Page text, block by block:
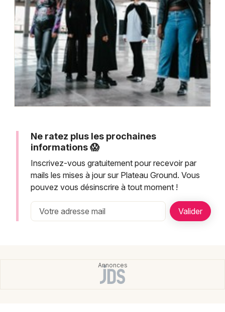
Spectacles
Concerts
Sports
Soirées
Expos
Sorties & loisirs
Montpellier
Nantes
Nice
Paris
Strasbourg
Toulouse
Ne ratez plus les prochaines
informations 😱
Inscrivez-vous gratuitement pour recevoir par
mails les mises à jour sur Plateau Ground. Vous
pouvez vous désinscrire à tout moment !